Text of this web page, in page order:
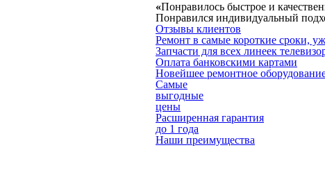
«Понравилось быстрое и
Понравился индивидуальный
Отзывы клиентов
Ремонт в самые короткие сроки,
Запчасти для всех линеек
Оплата банковскими картами
Новейшее ремонтное
Самые
выгодные
цены
Расширенная гарантия
до 1 года
Наши преимущества